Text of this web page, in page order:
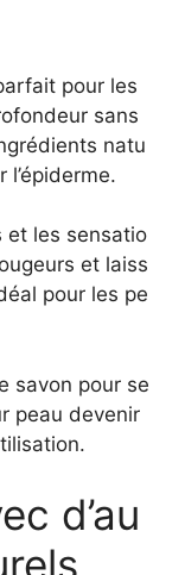
pour les
sans
natu
et les sensatio
et laiss
pour les pe
savon pour se
peau devenir
d’au